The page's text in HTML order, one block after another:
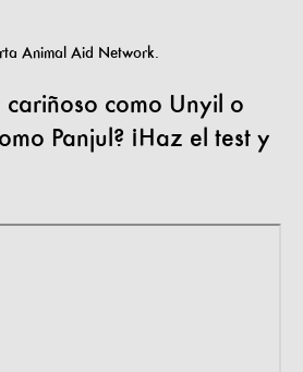
Animal Aid Network.
cariñoso como Unyil o
Panjul? ¡Haz el test y